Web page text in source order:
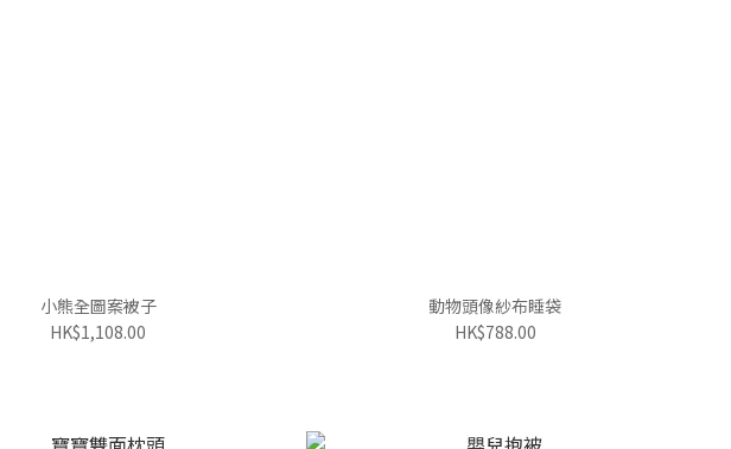
小熊全圖案被子
HK$1,108.00
動物頭像紗布睡袋
HK$788.00